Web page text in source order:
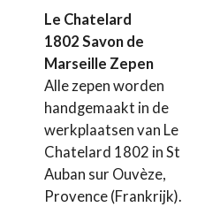
Le Chatelard
1802 Savon de
Marseille Zepen
Alle zepen worden
handgemaakt in de
werkplaatsen van Le
Chatelard 1802 in St
Auban sur Ouvèze,
Provence (Frankrijk).